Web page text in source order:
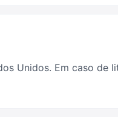
Unidos. Em caso de